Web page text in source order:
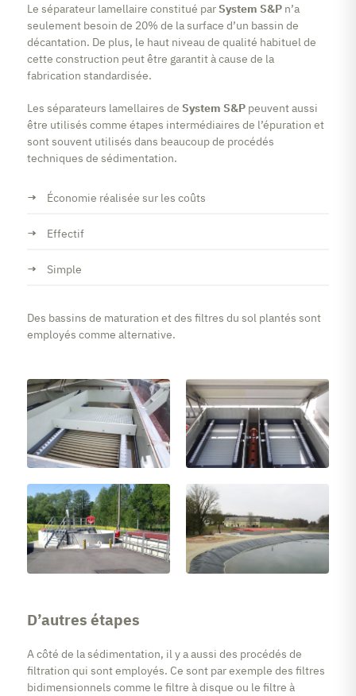
Le séparateur lamellaire constitué parSystem S&Pn’a
seulement besoin de 20% de la surface d’un bassin de
décantation. De plus, le haut niveau de qualité habituel de
cette construction peut être garantit à cause de la
fabrication standardisée.
Les séparateurs lamellaires de System S&Ppeuvent aussi
être utilisés comme étapes intermédiaires de l’épuration et
sont souvent utilisés dans beaucoup de procédés
techniques de sédimentation.
Économie réalisée sur les coûts
Effectif
Simple
Des bassins de maturation et des filtres du sol plantés sont
employés comme alternative.
D’autres étapes
A côté de la sédimentation, il y a aussi des procédés de
filtration qui sont employés. Ce sont par exemple des filtres
bidimensionnels comme le filtre à disque ou le filtre à